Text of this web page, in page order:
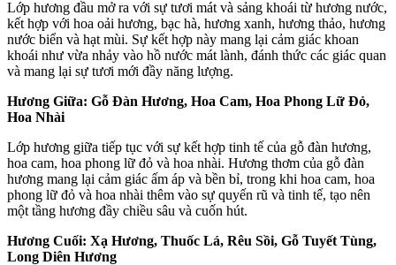
Lớp hương đầu mở ra với sự tươi mát và sảng khoái từ hương nước,
kết hợp với hoa oải hương, bạc hà, hương xanh, hương thảo, hương
nước biển và hạt mùi. Sự kết hợp này mang lại cảm giác khoan
khoái như vừa nhảy vào hồ nước mát lành, đánh thức các giác quan
và mang lại sự tươi mới đầy năng lượng.
Hương Giữa: Gỗ Đàn Hương, Hoa Cam, Hoa Phong Lữ Đỏ,
Hoa Nhài
Lớp hương giữa tiếp tục với sự kết hợp tinh tế của gỗ đàn hương,
hoa cam, hoa phong lữ đỏ và hoa nhài. Hương thơm của gỗ đàn
hương mang lại cảm giác ấm áp và bền bỉ, trong khi hoa cam, hoa
phong lữ đỏ và hoa nhài thêm vào sự quyến rũ và tinh tế, tạo nên
một tầng hương đầy chiều sâu và cuốn hút.
Hương Cuối: Xạ Hương, Thuốc Lá, Rêu Sồi, Gỗ Tuyết Tùng,
Long Diên Hương